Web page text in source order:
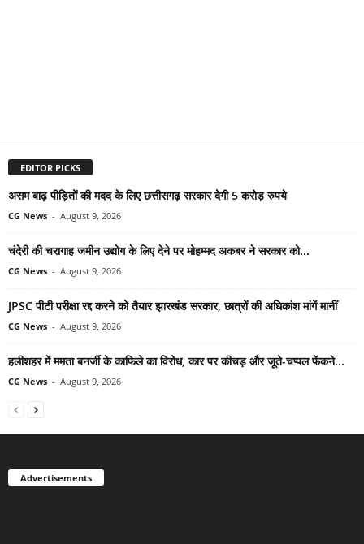
EDITOR PICKS
असम बाढ़ पीड़ितों की मदद के लिए छत्तीसगढ़ सरकार देगी 5 करोड़ रुपये
CG News - August 9, 2026
चंदेरी की चरागाह जमीन उद्योग के लिए देने पर मोहम्मद अकबर ने सरकार को...
CG News - August 9, 2026
JPSC पीटी परीक्षा रद्द करने को तैयार झारखंड सरकार, छात्रों की अधिकांश मांगें मानीं
CG News - August 9, 2026
हलीशहर में ममता बनर्जी के काफिले का विरोध, कार पर कीचड़ और जूते-चप्पल फेंकने...
CG News - August 9, 2026
Advertisements